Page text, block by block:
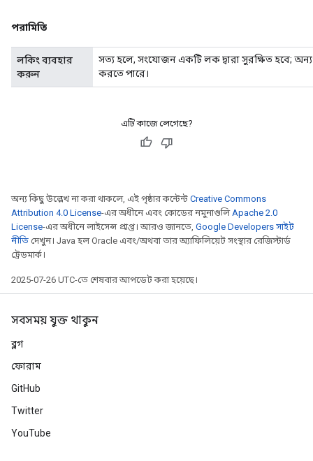
পরামিতি
লকিং ব্যবহার
করুন
সত্য হলে, সংযোজন একটি লক দ্বারা সুরক্ষিত হবে;
করতে পারে।
এটি কাজে লেগেছে?
অন্য কিছু উল্লেখ না করা থাকলে, এই পৃষ্ঠার কন্টেন্ট Creative Commons
Attribution 4.0 License-এর অধীনে এবং কোডের নমুনাগুলি Apache 2.0
License-এর অধীনে লাইসেন্স প্রাপ্ত। আরও জানতে, Google Developers সাইট
নীতি দেখুন। Java হল Oracle এবং/অথবা তার অ্যাফিলিয়েট সংস্থার রেজিস্টার্ড
ট্রেডমার্ক।
2025-07-26 UTC-তে শেষবার আপডেট করা হয়েছে।
সবসময় যুক্ত থাকুন
ব্লগ
ফোরাম
GitHub
Twitter
YouTube